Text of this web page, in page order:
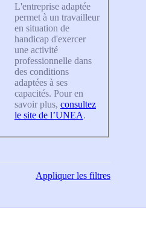
L'entreprise adaptée
permet à un travailleur
en situation de
handicap d'exercer
une activité
professionnelle dans
des conditions
adaptées à ses
capacités. Pour en
savoir plus, consultez
le site de l’UNEA.
Appliquerles filtres